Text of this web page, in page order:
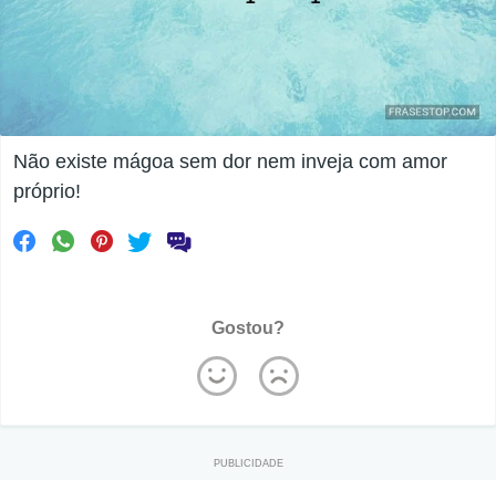
Não existe mágoa sem dor nem inveja com amor
próprio!
Gostou?